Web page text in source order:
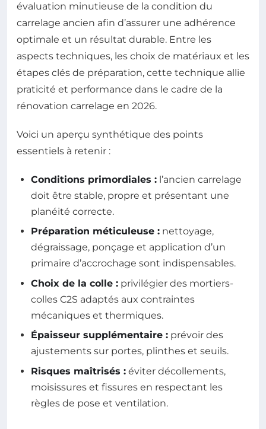
évaluation minutieuse de la condition du
carrelage ancien afin d’assurer une adhérence
optimale et un résultat durable. Entre les
aspects techniques, les choix de matériaux et les
étapes clés de préparation, cette technique allie
praticité et performance dans le cadre de la
rénovation carrelage en 2026.
Voici un aperçu synthétique des points
essentiels à retenir :
Conditions primordiales : l’ancien carrelage
doit être stable, propre et présentant une
planéité correcte.
Préparation méticuleuse : nettoyage,
dégraissage, ponçage et application d’un
primaire d’accrochage sont indispensables.
Choix de la colle : privilégier des mortiers-
colles C2S adaptés aux contraintes
mécaniques et thermiques.
Épaisseur supplémentaire : prévoir des
ajustements sur portes, plinthes et seuils.
Risques maîtrisés : éviter décollements,
moisissures et fissures en respectant les
règles de pose et ventilation.